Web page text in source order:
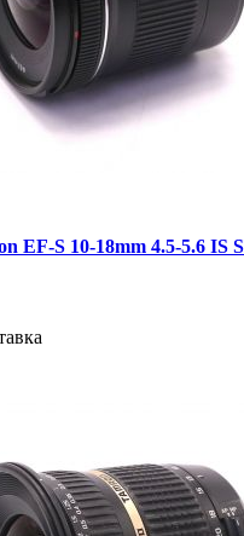
EF-S 10-18mm 4.5-5.6 IS